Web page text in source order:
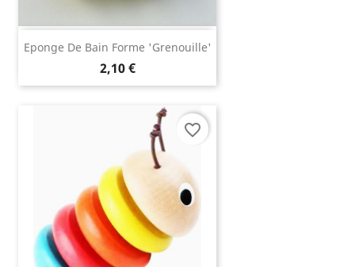
Eponge De Bain Forme 'grenouille'
2,10 €
favorite_border